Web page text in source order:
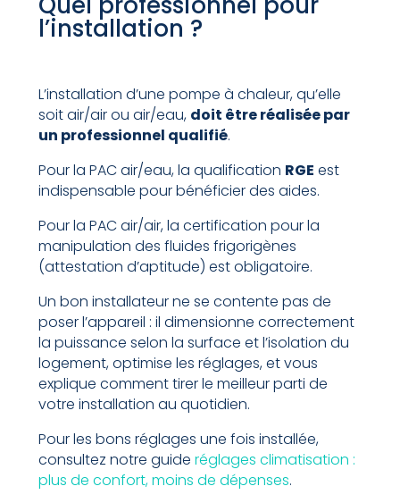
l’installation ?
L’installation d’une pompe à chaleur, qu’elle
soit air/air ou air/eau, doit être réalisée par
un professionnel qualifié.
Pour la PAC air/eau, la qualification RGE est
indispensable pour bénéficier des aides.
Pour la PAC air/air, la certification pour la
manipulation des fluides frigorigènes
(attestation d’aptitude) est obligatoire.
Un bon installateur ne se contente pas de
poser l’appareil : il dimensionne correctement
la puissance selon la surface et l’isolation du
logement, optimise les réglages, et vous
explique comment tirer le meilleur parti de
votre installation au quotidien.
Pour les bons réglages une fois installée,
consultez notre guide réglages climatisation :
plus de confort, moins de dépenses.